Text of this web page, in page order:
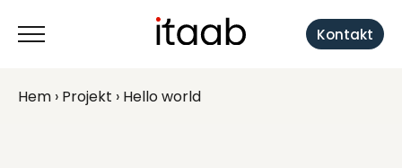
Kontakt
Hem › Projekt › Hello world